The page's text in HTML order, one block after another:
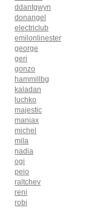
ddantgwyn
donangel
electriclub
emilonlinester
george
geri
gonzo
hammillbg
kaladan
luchko
majestic
maniax
michel
mila
nadia
ogi
peio
raltchev
reni
robi